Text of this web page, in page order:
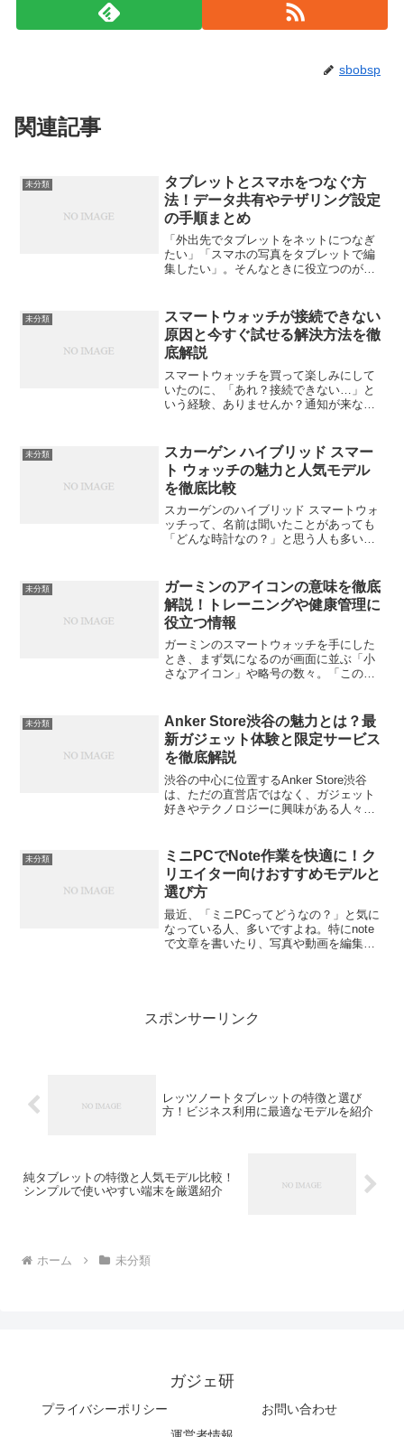
sbobsp
関連記事
未分類
タブレットとスマホをつなぐ方
法！データ共有やテザリング設定
の手順まとめ
「外出先でタブレットをネットにつなぎ
たい」「スマホの写真をタブレットで編
集したい」。そんなときに役立つのが、
Bluetooth・USB接続・クラウド共有な
ど、やり方はい...
未分類
スマートウォッチが接続できない
原因と今すぐ試せる解決方法を徹
底解説
スマートウォッチを買って楽しみにして
いたのに、「あれ？接続できない…」と
いう経験、ありませんか？通知が来な
は意外と多いんです。でも安心してくだ
さい。この記事で...
未分類
スカーゲン ハイブリッド スマー
ト ウォッチの魅力と人気モデル
を徹底比較
スカーゲンのハイブリッド スマートウォ
ッチって、名前は聞いたことがあっても
「どんな時計なの？」と思う人も多いは
スマートウォッチの魅力や特徴、そして
人気モデルを実際の使用...
未分類
ガーミンのアイコンの意味を徹底
解説！トレーニングや健康管理に
役立つ情報
ガーミンのスマートウォッチを手にした
とき、まず気になるのが画面に並ぶ「小
さなアイコン」や略号の数々。「このマ
す。でも、これらのアイコンやデータの
意味を理解すると、ガーミン...
未分類
Anker Store渋谷の魅力とは？最
新ガジェット体験と限定サービス
を徹底解説
渋谷の中心に位置するAnker Store渋谷
は、ただの直営店ではなく、ガジェット
好きやテクノロジーに興味がある人々に
できるこの店舗では、商品の購入を超え
て、ブランドの世...
未分類
ミニPCでNote作業を快適に！ク
リエイター向けおすすめモデルと
選び方
最近、「ミニPCってどうなの？」と気に
なっている人、多いですよね。特にnote
で文章を書いたり、写真や動画を編集し
スポンサーリンク
レッツノートタブレットの特徴と選び
方！ビジネス利用に最適なモデルを紹介
純タブレットの特徴と人気モデル比較！
シンプルで使いやすい端末を厳選紹介
ホーム 未分類
ガジェ研
プライバシーポリシー
お問い合わせ